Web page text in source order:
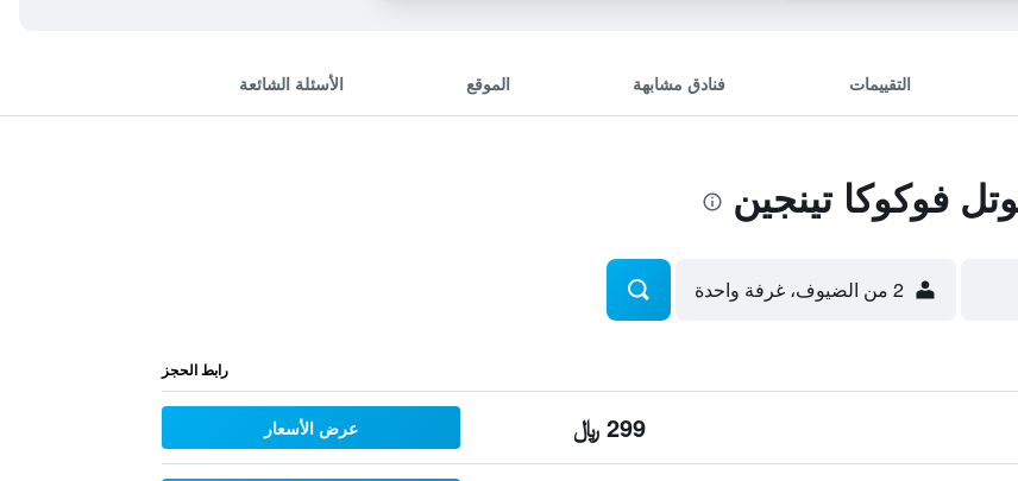
التقييمات فنادق مشابهة الموقع الأسئلة الشائعة
فوكوكا تينجين
2 من الضيوف، غرفة واحدة
رابط الحجز
299 ﷼ عرض الأسعار